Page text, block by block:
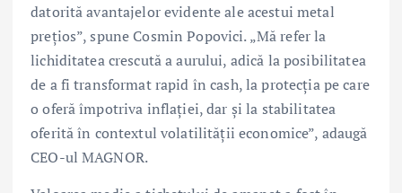
datorită avantajelor evidente ale acestui metal
prețios”, spune Cosmin Popovici. „Mă refer la
lichiditatea crescută a aurului, adică la posibilitatea
de a fi transformat rapid în cash, la protecția pe care
o oferă împotriva inflației, dar și la stabilitatea
oferită în contextul volatilității economice”, adaugă
CEO-ul MAGNOR.